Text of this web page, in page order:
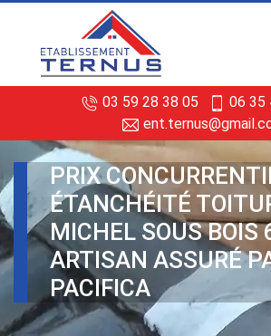
03 59 28 38 05
06 35
PRIX
ÉTANCHÉITÉ
MICHEL SOUS BOIS
ARTISAN ASSURÉ
PACIFICA